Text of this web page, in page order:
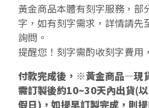
黃金商品本體有刻字服務，部
字，如有刻字需求，詳情請先
詢問。
提醒您！刻字需酌收刻字費用
付款完成後，※黃金商品—現
需訂製後約10~30天內出貨(
假日)，如提早訂製完成，則